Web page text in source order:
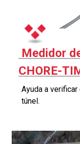
Medidor
CHORE-
Ayuda a
túnel.